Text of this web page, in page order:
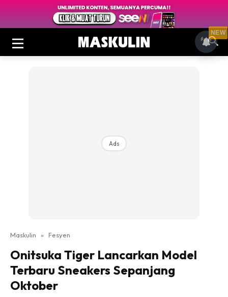
Ads
Maskulin » Fesyen
Onitsuka Tiger Lancarkan Model
Terbaru Sneakers Sepanjang
Oktober
NEW